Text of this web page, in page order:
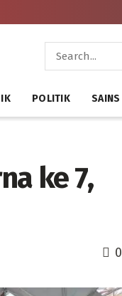
POLITIK SAINS
ke 7,
0